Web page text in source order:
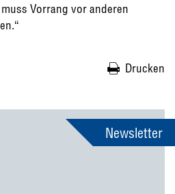
Vorrang vor anderen
Drucken
Newsletter